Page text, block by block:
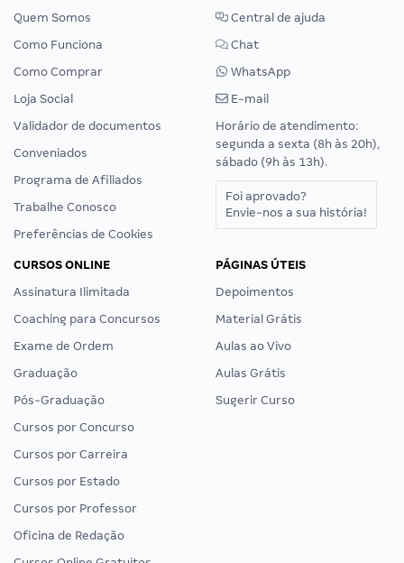
Quem Somos
Como Funciona
Como Comprar
Loja Social
Validador de documentos
Conveniados
Programa de Afiliados
Trabalhe Conosco
Preferências de Cookies
Central de ajuda
Chat
WhatsApp
E-mail
Horário de atendimento:
segunda a sexta (8h às 20h),
sábado (9h às 13h).
Foi aprovado?
Envie-nos a sua história!
CURSOS ONLINE
Assinatura Ilimitada
Coaching para Concursos
Exame de Ordem
Graduação
Pós-Graduação
Cursos por Concurso
Cursos por Carreira
Cursos por Estado
Cursos por Professor
Oficina de Redação
PÁGINAS ÚTEIS
Depoimentos
Material Grátis
Aulas ao Vivo
Aulas Grátis
Sugerir Curso